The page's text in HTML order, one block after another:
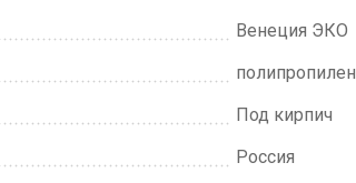
Венеция ЭКО
полипропилен
Под кирпич
Россия